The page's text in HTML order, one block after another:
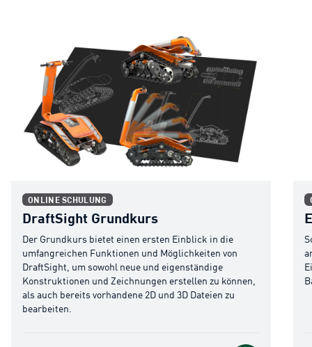
ONLINE SCHULUNG
DraftSight Grundkurs
Der Grundkurs bietet einen ersten Einblick in die
umfangreichen Funktionen und Möglichkeiten von
DraftSight, um sowohl neue und eigenständige
Konstruktionen und Zeichnungen erstellen zu können,
als auch bereits vorhandene 2D und 3D Dateien zu
bearbeiten.